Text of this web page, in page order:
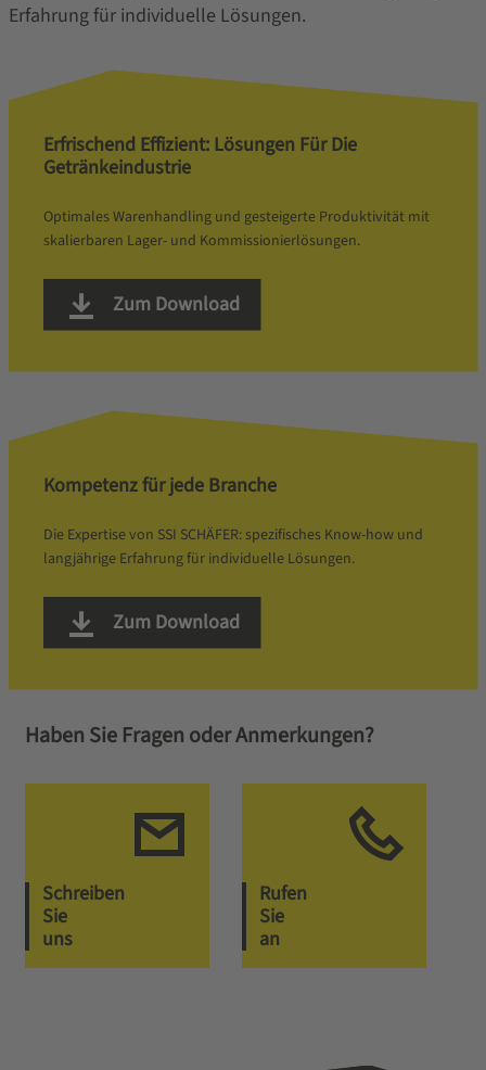
Erfahrung für individuelle Lösungen.
Erfrischend Effizient: Lösungen Für Die
Getränkeindustrie
Optimales Warenhandling und gesteigerte Produktivität mit
skalierbaren Lager- und Kommissionierlösungen.
Zum Download
Kompetenz für jede Branche
Die Expertise von SSI SCHÄFER: spezifisches Know-how und
langjährige Erfahrung für individuelle Lösungen.
Zum Download
Haben Sie Fragen oder Anmerkungen?
Schreiben
Sie
uns
Rufen
Sie
an